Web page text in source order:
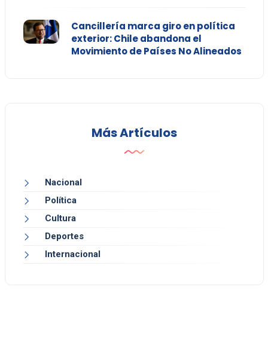
Cancillería marca giro en política
exterior: Chile abandona el
Movimiento de Países No Alineados
Más Artículos
Nacional
Política
Cultura
Deportes
Internacional